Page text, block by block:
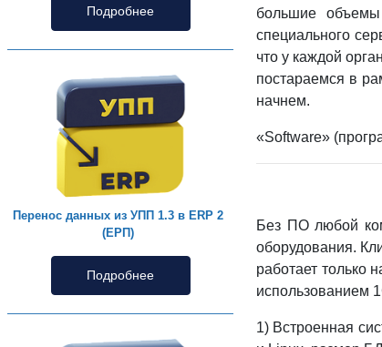
Подробнее
Перенос данных из УПП 1.3 в ERP 2
(ЕРП)
Подробнее
большие
специального
что у каждой
постараемся в
начнем.
«Software»
Без ПО любой
оборудования.
работает только
использованием
1) Встроенная